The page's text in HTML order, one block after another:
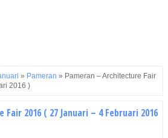
» Pameran » Pameran – Architecture Fair
2016 )
2016 ( 27 Januari – 4 Februari 2016